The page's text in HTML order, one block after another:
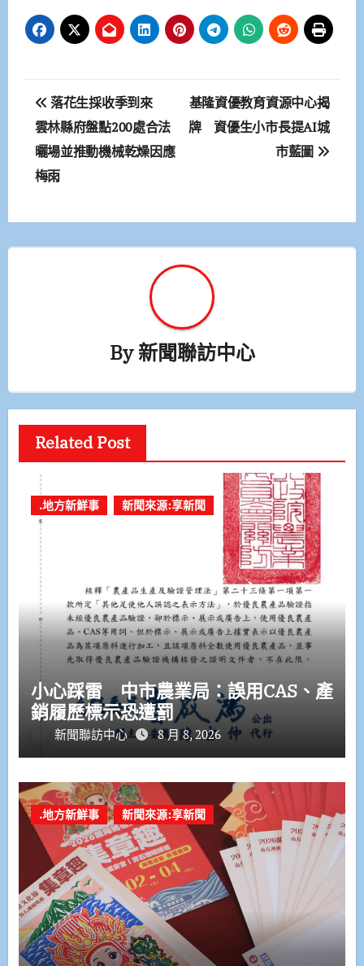
文
章
導
落花生採收季到來
雲林縣府盤點200處合法
曬場並推動機械乾燥因應
梅雨
基隆資優教育資源中心揭
牌 資優生小市長提AI城
市藍圖
By新聞聯訪中心
Related Post
.地方新鮮事 新聞來源:享新聞
小心踩雷 中市農業局：誤用CAS、產
銷履歷標示恐遭罰
新聞聯訪中心 8 月 8, 2026
.地方新鮮事 新聞來源:享新聞